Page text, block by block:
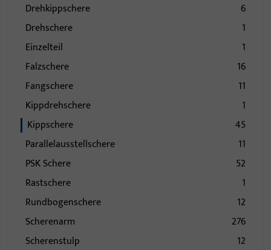
Drehkippschere
6
Drehschere
1
Einzelteil
1
Falzschere
16
Fangschere
11
Kippdrehschere
1
Kippschere
45
Parallelausstellschere
11
PSK Schere
52
Rastschere
1
Rundbogenschere
12
Scherenarm
276
Scherenstulp
12